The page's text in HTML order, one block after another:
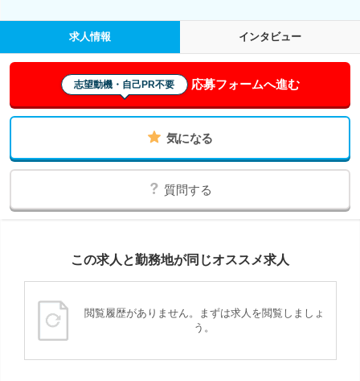
求人情報 インタビュー
志望動機・自己PR不要 応募フォームへ進む
気になる
質問する
この求人と勤務地が同じオススメ求人
閲覧履歴がありません。まずは求人を閲覧しましょ
う。